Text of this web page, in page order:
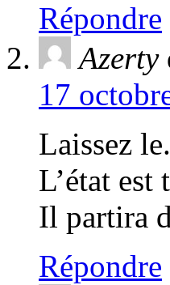
Répondre
Azerty
17
Laissez le.
L’état
Il partira
Répondre